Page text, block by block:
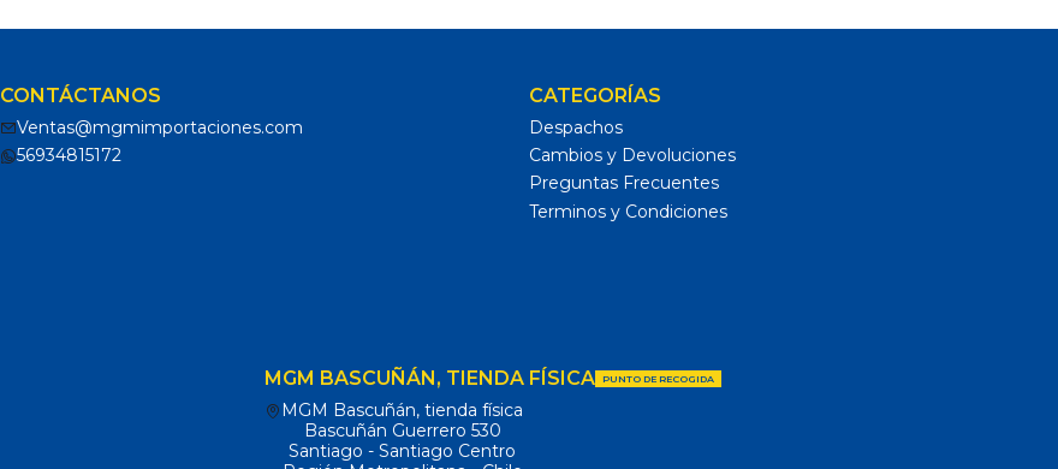
CONTÁCTANOS
Ventas@mgmimportaciones.com
56934815172
CATEGORÍAS
Despachos
Cambios y Devoluciones
Preguntas Frecuentes
Terminos y Condiciones
MGM BASCUÑÁN, TIENDA FÍSICA PUNTO DE RECOGIDA
MGM Bascuñán, tienda física
Bascuñán Guerrero 530
Santiago - Santiago Centro